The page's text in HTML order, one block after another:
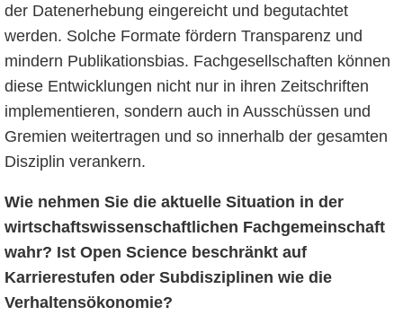
der Datenerhebung eingereicht und begutachtet
werden. Solche Formate fördern Transparenz und
mindern Publikationsbias. Fachgesellschaften können
diese Entwicklungen nicht nur in ihren Zeitschriften
implementieren, sondern auch in Ausschüssen und
Gremien weitertragen und so innerhalb der gesamten
Disziplin verankern.
Wie nehmen Sie die aktuelle Situation in der
wirtschaftswissenschaftlichen Fachgemeinschaft
wahr? Ist Open Science beschränkt auf
Karrierestufen oder Subdisziplinen wie die
Verhaltensökonomie?